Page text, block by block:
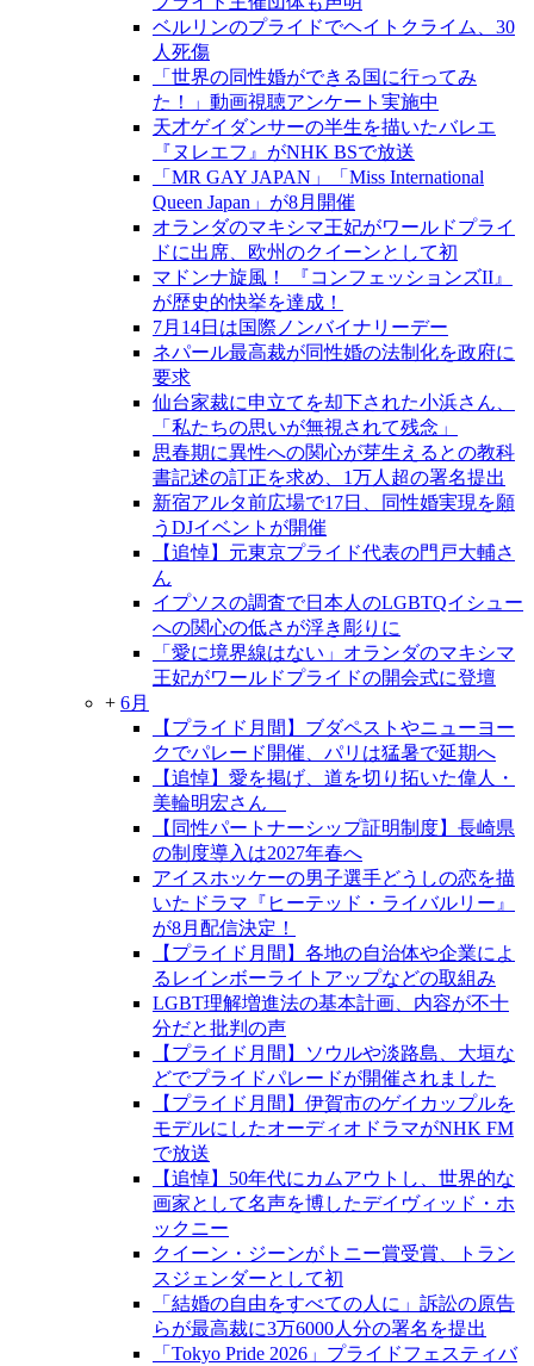
ベルリンのプライドでヘイトクライム、30
人死傷
「世界の同性婚ができる国に行ってみ
た！」動画視聴アンケート実施中
天才ゲイダンサーの半生を描いたバレエ
『ヌレエフ』がNHK BSで放送
「MR GAY JAPAN」「Miss International
Queen Japan」が8月開催
オランダのマキシマ王妃がワールドプライ
ドに出席、欧州のクイーンとして初
マドンナ旋風！ 『コンフェッションズII』
が歴史的快挙を達成！
7月14日は国際ノンバイナリーデー
ネパール最高裁が同性婚の法制化を政府に
要求
仙台家裁に申立てを却下された小浜さん、
「私たちの思いが無視されて残念」
思春期に異性への関心が芽生えるとの教科
書記述の訂正を求め、1万人超の署名提出
新宿アルタ前広場で17日、同性婚実現を願
うDJイベントが開催
【追悼】元東京プライド代表の門戸大輔さ
ん
イプソスの調査で日本人のLGBTQイシュー
への関心の低さが浮き彫りに
「愛に境界線はない」オランダのマキシマ
王妃がワールドプライドの開会式に登壇
+ 6月
【プライド月間】ブダペストやニューヨー
クでパレード開催、パリは猛暑で延期へ
【追悼】愛を掲げ、道を切り拓いた偉人・
美輪明宏さん
【同性パートナーシップ証明制度】長崎県
の制度導入は2027年春へ
アイスホッケーの男子選手どうしの恋を描
いたドラマ『ヒーテッド・ライバルリー』
が8月配信決定！
【プライド月間】各地の自治体や企業によ
るレインボーライトアップなどの取組み
LGBT理解増進法の基本計画、内容が不十
分だと批判の声
【プライド月間】ソウルや淡路島、大垣な
どでプライドパレードが開催されました
【プライド月間】伊賀市のゲイカップルを
モデルにしたオーディオドラマがNHK FM
で放送
【追悼】50年代にカムアウトし、世界的な
画家として名声を博したデイヴィッド・ホ
ックニー
クイーン・ジーンがトニー賞受賞、トラン
スジェンダーとして初
「結婚の自由をすべての人に」訴訟の原告
らが最高裁に3万6000人分の署名を提出
「Tokyo Pride 2026」プライドフェスティバ